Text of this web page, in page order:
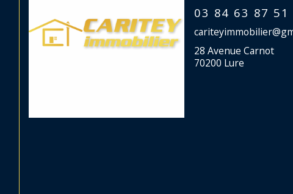
03 84 63 87 51
28 Avenue Carnot
70200 Lure